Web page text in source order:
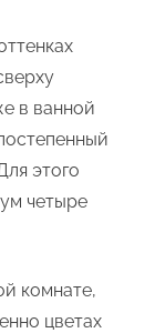
в ванной
этого
четыре
комнате,
цветах